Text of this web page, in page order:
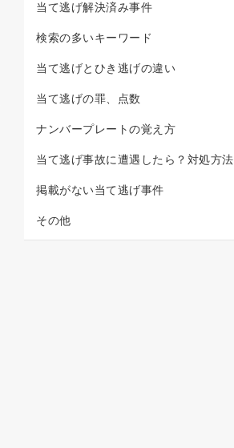
当て逃げ解決済み事件
検索の多いキーワード
当て逃げとひき逃げの違い
当て逃げの罪、点数
ナンバープレートの覚え方
当て逃げ事故に遭遇したら？対処方法
掲載がない当て逃げ事件
その他